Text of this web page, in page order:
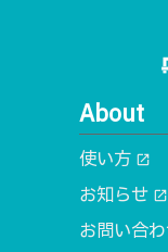
About
使い方 open_in_new
お知らせ open_in_new
お問い合